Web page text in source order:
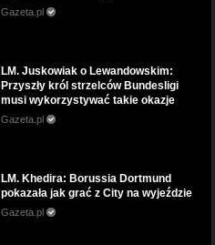
Gazeta.pl
LM. Juskowiak o Lewandowskim:
Przyszły król strzelców Bundesligi
musi wykorzystywać takie okazje
Gazeta.pl
LM. Khedira: Borussia Dortmund
pokazała jak grać z City na wyjeździe
Gazeta.pl